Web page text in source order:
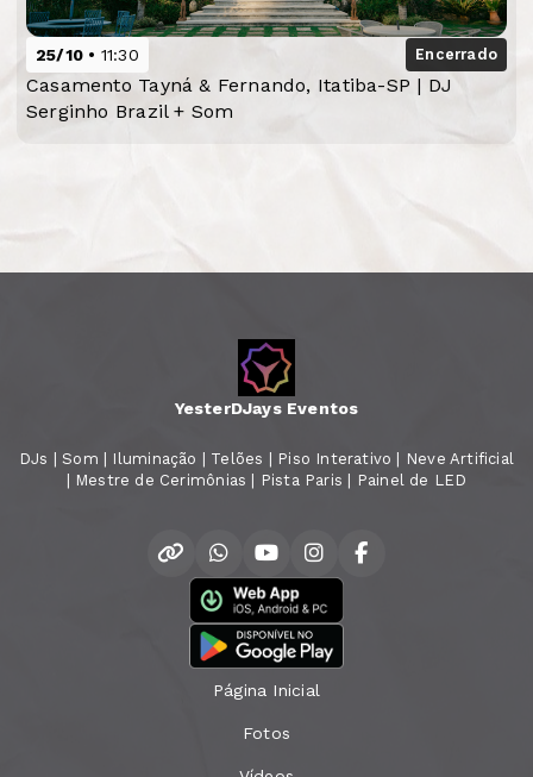
25/10 11:30 Encerrado
Casamento Tayná & Fernando, Itatiba-SP | DJ
Serginho Brazil + Som
YesterDJays Eventos
DJs | Som | Iluminação | Telões | Piso Interativo | Neve Artificial
| Mestre de Cerimônias | Pista Paris | Painel de LED
Página Inicial
Fotos